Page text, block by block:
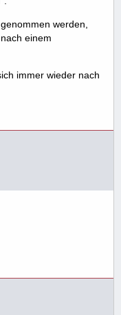
werden,
einem
immer wieder nach